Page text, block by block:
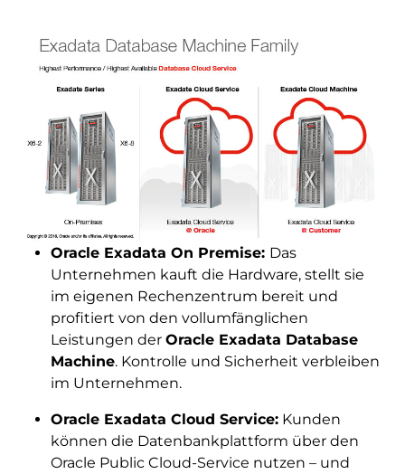
Oracle Exadata On Premise: Das
Unternehmen kauft die Hardware, stellt sie
im eigenen Rechenzentrum bereit und
profitiert von den vollumfänglichen
Leistungen der Oracle Exadata Database
Machine. Kontrolle und Sicherheit verbleiben
im Unternehmen.
Oracle Exadata Cloud Service: Kunden
können die Datenbankplattform über den
Oracle Public Cloud-Service nutzen – und